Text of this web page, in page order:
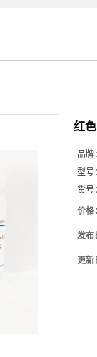
红
品牌
型号
货号
价格
发布
更新